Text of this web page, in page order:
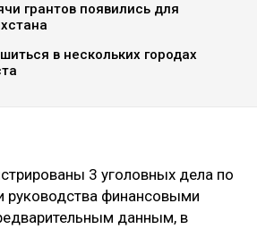
грантов появились для
в нескольких городах
3 уголовных дела по
руководства финансовыми
данным, в